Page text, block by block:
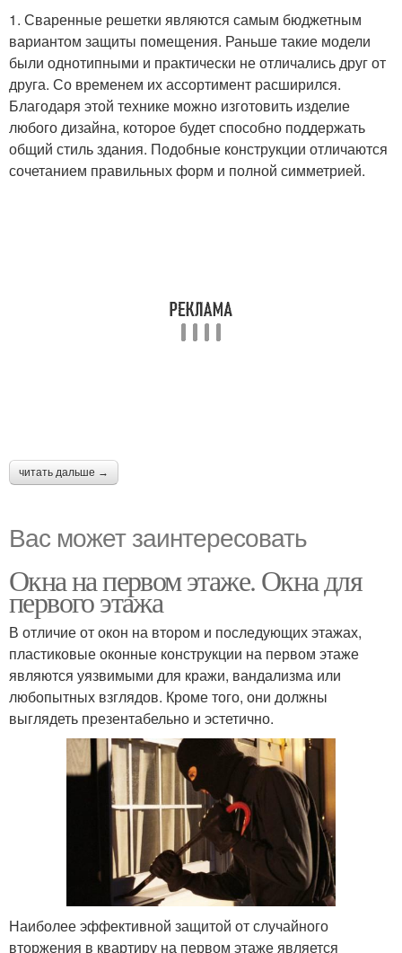
1. Сваренные решетки являются самым бюджетным
вариантом защиты помещения. Раньше такие модели
были однотипными и практически не отличались друг от
друга. Со временем их ассортимент расширился.
Благодаря этой технике можно изготовить изделие
любого дизайна, которое будет способно поддержать
общий стиль здания. Подобные конструкции отличаются
сочетанием правильных форм и полной симметрией.
читать дальше →
Вас может заинтересовать
Окна на первом этаже. Окна для
первого этажа
В отличие от окон на втором и последующих этажах,
пластиковые оконные конструкции на первом этаже
являются уязвимыми для кражи, вандализма или
любопытных взглядов. Кроме того, они должны
выглядеть презентабельно и эстетично.
Наиболее эффективной защитой от случайного
вторжения в квартиру на первом этаже является